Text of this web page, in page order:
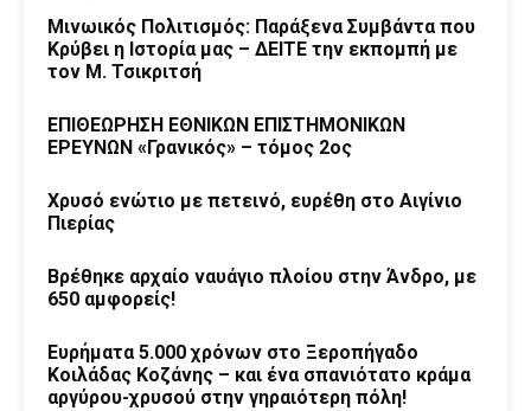
Μινωικός Πολιτισμός: Παράξενα Συμβάντα που
Κρύβει η Ιστορία μας – ΔΕΙΤΕ την εκπομπή με
τον Μ. Τσικριτσή
ΕΠΙΘΕΩΡΗΣΗ ΕΘΝΙΚΩΝ ΕΠΙΣΤΗΜΟΝΙΚΩΝ
ΕΡΕΥΝΩΝ «Γρανικός» – τόμος 2ος
Χρυσό ενώτιο με πετεινό, ευρέθη στο Αιγίνιο
Πιερίας
Βρέθηκε αρχαίο ναυάγιο πλοίου στην Άνδρο, με
650 αμφορείς!
Ευρήματα 5.000 χρόνων στο Ξεροπήγαδο
Κοιλάδας Κοζάνης – και ένα σπανιότατο κράμα
αργύρου-χρυσού στην γηραιότερη πόλη!